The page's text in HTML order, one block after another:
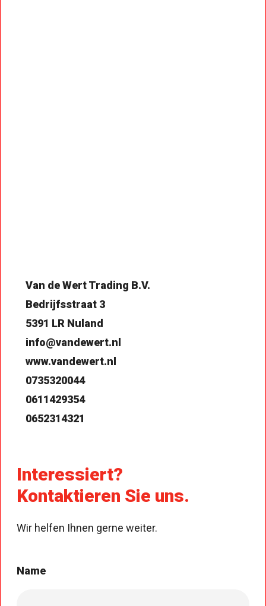
Van de Wert Trading B.V.
Bedrijfsstraat 3
5391 LR Nuland
info@vandewert.nl
www.vandewert.nl
0735320044
0611429354
0652314321
Interessiert?
Kontaktieren Sie uns.
Wir helfen Ihnen gerne weiter.
Name